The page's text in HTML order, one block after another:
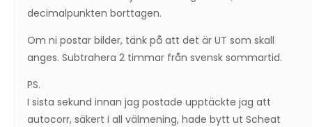
decimalpunkten borttagen.
Om ni postar bilder, tänk på att det är UT som skall
anges. Subtrahera 2 timmar från svensk sommartid.
PS.
I sista sekund innan jag postade upptäckte jag att
autocorr, säkert i all välmening, hade bytt ut Scheat